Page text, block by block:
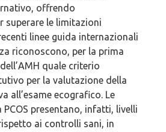
offrendo
superare le limitazioni
linee guida internazionali
riconoscono, per la prima
quale criterio
per la valutazione della
all’esame ecografico. Le
presentano, infatti, livelli
ai controlli sani, in